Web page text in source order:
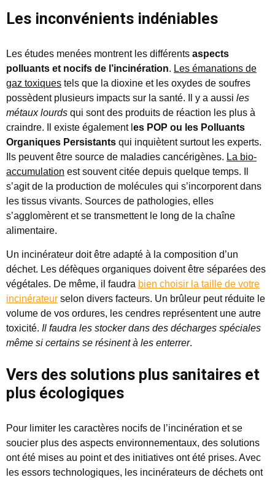
Les inconvénients indéniables
Les études menées montrent les différents aspects
polluants et nocifs de l’incinération. Les émanations de
gaz toxiques tels que la dioxine et les oxydes de soufres
possèdent plusieurs impacts sur la santé. Il y a aussi les
métaux lourds qui sont des produits de réaction les plus à
craindre. Il existe également l es POP ou les Polluants
Organiques Persistants qui inquiètent surtout les experts.
Ils peuvent être source de maladies cancérigènes. La bio-
accumulation est souvent citée depuis quelque temps. Il
s’agit de la production de molécules qui s’incorporent dans
les tissus vivants. Sources de pathologies, elles
s’agglomèrent et se transmettent le long de la chaîne
alimentaire.
Un incinérateur doit être adapté à la composition d’un
déchet. Les défèques organiques doivent être séparées des
végétales. De même, il faudra bien choisir la taille de votre
incinérateur selon divers facteurs. Un brûleur peut réduite le
volume de vos ordures, les cendres représentent une autre
toxicité. Il faudra les stocker dans des décharges spéciales
même si certains se résinent à les enterrer.
Vers des solutions plus sanitaires et
plus écologiques
Pour limiter les caractères nocifs de l’incinération et se
soucier plus des aspects environnementaux, des solutions
ont été mises au point et des initiatives ont été prises. Avec
les essors technologiques, les incinérateurs de déchets ont